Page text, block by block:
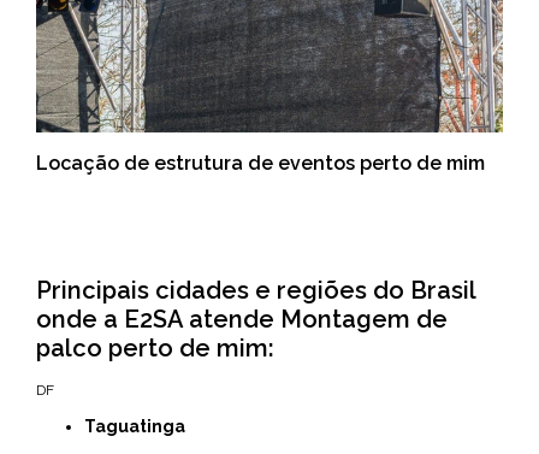
Locação de estrutura de eventos perto de mim
Principais cidades e regiões do Brasil
onde a E2SA atende Montagem de
palco perto de mim:
DF
Taguatinga